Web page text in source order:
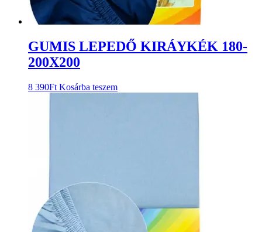
GUMIS LEPEDŐ KIRÁYKÉK 180-
200X200
8 390Ft Kosárba teszem